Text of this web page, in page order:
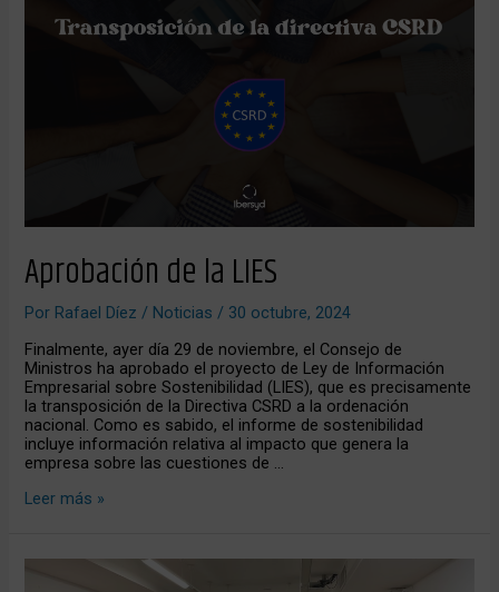
Aprobación de la LIES
Por Rafael Díez/ Noticias / 30 octubre, 2024
Finalmente, ayer día 29 de noviembre, el Consejo de
Ministros ha aprobado el proyecto de Ley de Información
Empresarial sobre Sostenibilidad (LIES), que es precisamente
la transposición de la Directiva CSRD a la ordenación
nacional. Como es sabido, el informe de sostenibilidad
incluye información relativa al impacto que genera la
empresa sobre las cuestiones de …
Leer más »